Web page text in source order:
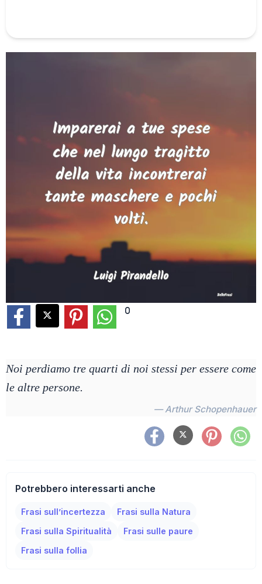
0
Noi perdiamo tre quarti di noi stessi per essere come
le altre persone.
— Arthur Schopenhauer
Potrebbero interessarti anche
Frasi sull’incertezza
Frasi sulla Natura
Frasi sulla Spiritualità
Frasi sulle paure
Frasi sulla follia